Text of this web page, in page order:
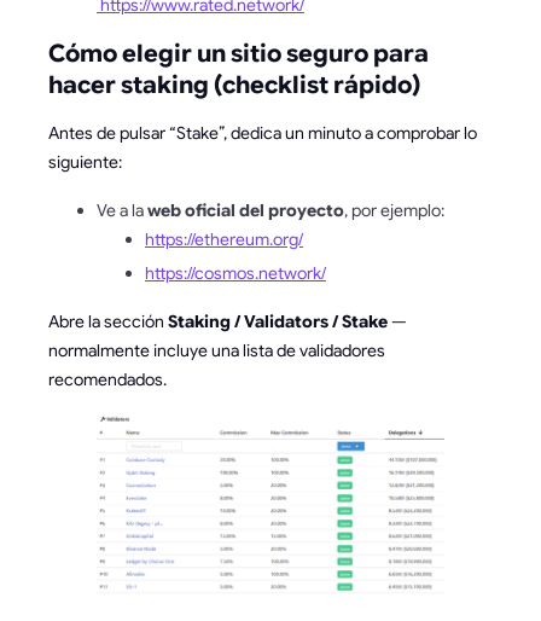
https://www.rated.network/
Cómo elegir un sitio seguro para
hacer staking (checklist rápido)
Antes de pulsar “Stake”, dedica un minuto a comprobar lo
siguiente:
Ve a laweb oficial del proyecto, por ejemplo:
https://ethereum.org/
https://cosmos.network/
Abre la sección Staking / Validators / Stake—
normalmente incluye una lista de validadores
recomendados.